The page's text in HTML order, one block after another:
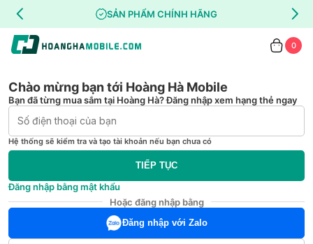
SẢN PHẨM CHÍNH HÃNG
0
Chào mừng bạn tới Hoàng Hà Mobile
Bạn đã từng mua sắm tại Hoàng Hà? Đăng nhập xem hạng thẻ ngay
Hệ thống sẽ kiểm tra và tạo tài khoản nếu bạn chưa có
TIẾP TỤC
Đăng nhập bằng mật khẩu
Hoặc đăng nhập bằng
Đăng nhập với Zalo